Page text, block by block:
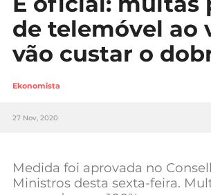
Carreira
Casa
Lifestyle
Sociedade
Negócios
de telemóvel ao
vão custar o
Ekonomista
27 Nov, 2020
Medida foi aprovada no
Ministros desta sexta-feira.